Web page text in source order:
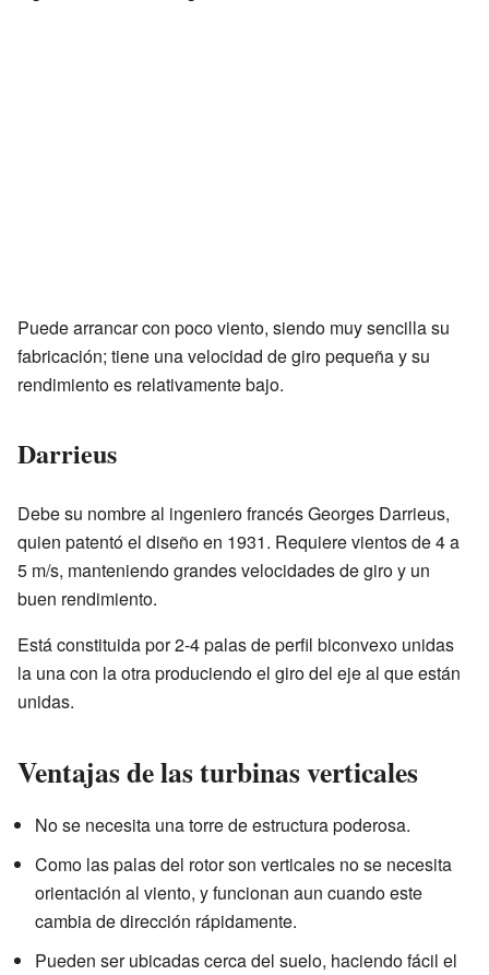
Puede arrancar con poco viento, siendo muy sencilla su
fabricación; tiene una velocidad de giro pequeña y su
rendimiento es relativamente bajo.
Darrieus
Debe su nombre al ingeniero francés Georges Darrieus,
quien patentó el diseño en 1931. Requiere vientos de 4 a
5 m/s, manteniendo grandes velocidades de giro y un
buen rendimiento.
Está constituida por 2-4 palas de perfil biconvexo unidas
la una con la otra produciendo el giro del eje al que están
unidas.
Ventajas de las turbinas verticales
No se necesita una torre de estructura poderosa.
Como las palas del rotor son verticales no se necesita
orientación al viento, y funcionan aun cuando este
cambia de dirección rápidamente.
Pueden ser ubicadas cerca del suelo, haciendo fácil el